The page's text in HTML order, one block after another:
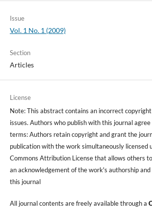
Issue
Vol. 1 No. 1 (2009)
Section
Articles
License
Note: This abstract contains an incorrect
issues. Authors who publish with this journal
terms: Authors retain copyright and grant the
publication with the work simultaneously licensed
Commons Attribution License that allows others
an acknowledgement of the work's authorship
this journal
All journal contents are freely available through a